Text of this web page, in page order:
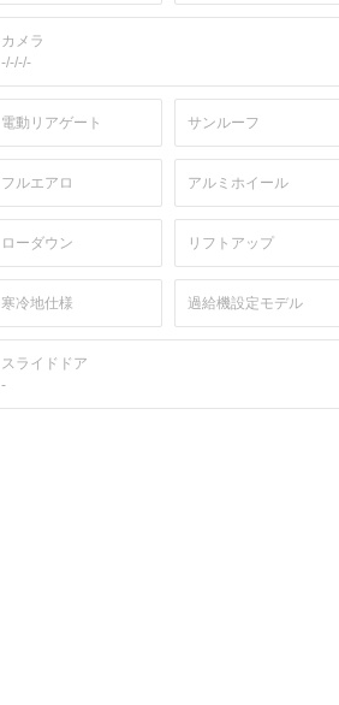
カメラ
-/-/-/-
電動リアゲート サンルーフ
フルエアロ アルミホイール
ローダウン リフトアップ
寒冷地仕様 過給機設定モデル
スライドドア
-